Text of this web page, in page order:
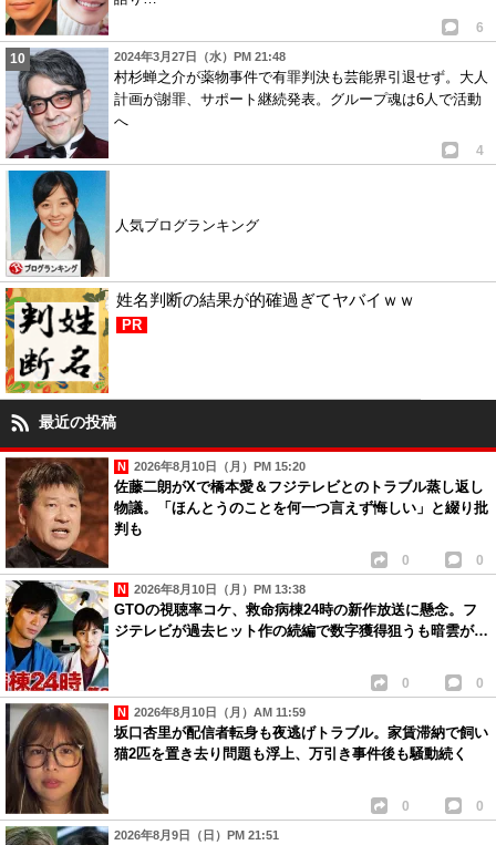
6
2024年3月27日（水）PM 21:48
村杉蝉之介が薬物事件で有罪判決も芸能界引退せず。大人
計画が謝罪、サポート継続発表。グループ魂は6人で活動
へ
4
人気ブログランキング
姓名判断の結果が的確過ぎてヤバイｗｗ
PR
最近の投稿
2026年8月10日（月）PM 15:20
佐藤二朗がXで橋本愛＆フジテレビとのトラブル蒸し返し
物議。「ほんとうのことを何一つ言えず悔しい」と綴り批
判も
0 0
2026年8月10日（月）PM 13:38
GTOの視聴率コケ、救命病棟24時の新作放送に懸念。フ
ジテレビが過去ヒット作の続編で数字獲得狙うも暗雲が…
0 0
2026年8月10日（月）AM 11:59
坂口杏里が配信者転身も夜逃げトラブル。家賃滞納で飼い
猫2匹を置き去り問題も浮上、万引き事件後も騒動続く
0 0
2026年8月9日（日）PM 21:51